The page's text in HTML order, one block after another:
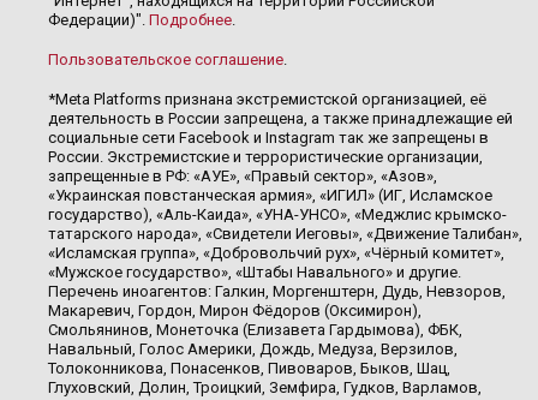
Федерации)". Подробнее.
Пользовательское соглашение.
*Meta Platforms признана экстремистской организацией, её
деятельность в России запрещена, а также принадлежащие ей
социальные сети Facebook и Instagram так же запрещены в
России. Экстремистские и террористические организации,
запрещенные в РФ: «АУЕ», «Правый сектор», «Азов»,
«Украинская повстанческая армия», «ИГИЛ» (ИГ, Исламское
государство), «Аль-Каида», «УНА-УНСО», «Меджлис крымско-
татарского народа», «Свидетели Иеговы», «Движение Талибан»,
«Исламская группа», «Добровольчий рух», «Чёрный комитет»,
«Мужское государство», «Штабы Навального» и другие.
Перечень иноагентов: Галкин, Моргенштерн, Дудь, Невзоров,
Макаревич, Гордон, Мирон Фёдоров (Оксимирон),
Смольянинов, Монеточка (Елизавета Гардымова), ФБК,
Навальный, Голос Америки, Дождь, Медуза, Верзилов,
Толоконникова, Понасенков, Пивоваров, Быков, Шац,
Глуховский, Долин, Троицкий, Земфира, Гудков, Варламов,